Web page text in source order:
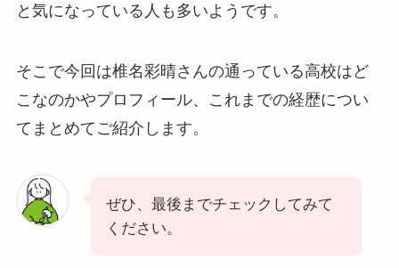
と気になっている人も多いようです。
そこで今回は椎名彩晴さんの通っている高校はど
こなのかやプロフィール、これまでの経歴につい
てまとめてご紹介します。
ぜひ、最後までチェックしてみて
ください。